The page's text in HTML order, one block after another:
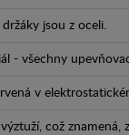
jsou z oceli.
- všechny
v
což